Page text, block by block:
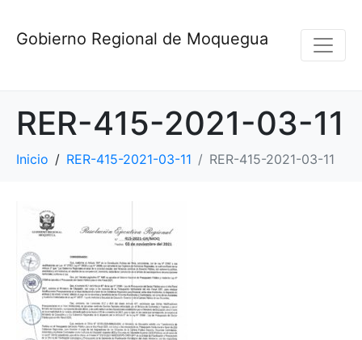
Gobierno Regional de Moquegua
RER-415-2021-03-11
Inicio RER-415-2021-03-11 RER-415-2021-03-11